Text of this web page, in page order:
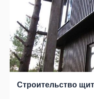
Строительство